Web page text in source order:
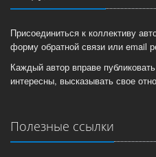
Присоединиться к коллективу
форму обратной связи или email
Каждый автор вправе
интересны, высказывать свое
Полезные ссылки